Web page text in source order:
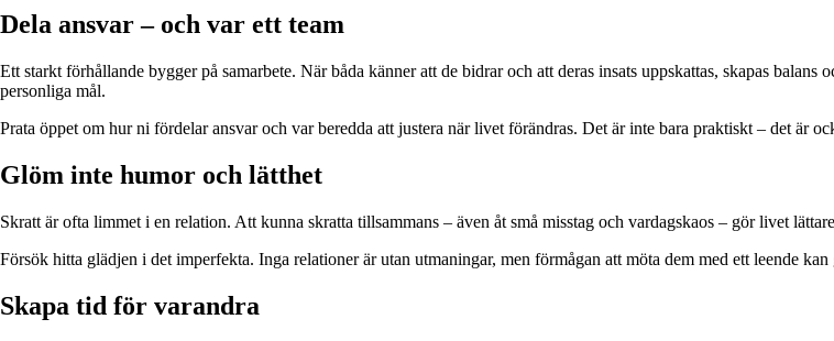
Dela ansvar – och var ett team
Ett starkt förhållande bygger på samarbete. När båda känner att de bidrar och att deras insats uppskattas, skapas
personliga mål.
Prata öppet om hur ni fördelar ansvar och var beredda att justera när livet förändras. Det är inte bara praktiskt – det är
Glöm inte humor och lätthet
Skratt är ofta limmet i en relation. Att kunna skratta tillsammans – även åt små misstag och vardagskaos – gör livet
Försök hitta glädjen i det imperfekta. Inga relationer är utan utmaningar, men förmågan att möta dem med ett leende
Skapa tid för varandra